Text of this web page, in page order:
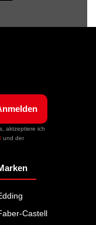
aktzeptiere ich
und der
Castell